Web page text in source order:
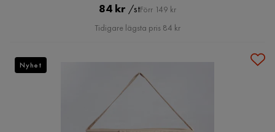
Pris
84 kr /stOriginal
Pris
Förr 149 kr
Tidigare lägsta pris 84 kr
Nyhet